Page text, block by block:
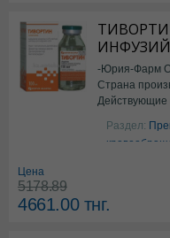
ИНФУЗИЙ
-Юрия-Фарм
Страна
Действующие
Аргинин
Раздел:
Цена
5178.89
4661.00тнг.